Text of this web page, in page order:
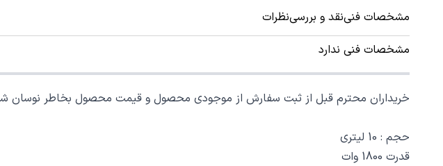
مشخصات فنینقد و بررسینظرات
مشخصات فنی ندارد
خریداران محترم قبل از ثبت سفارش از موجودی محصول و قیمت محصول بخاطر نوسان شدید ارز از
حجم : 10 لیتری
قدرت 1800 وات